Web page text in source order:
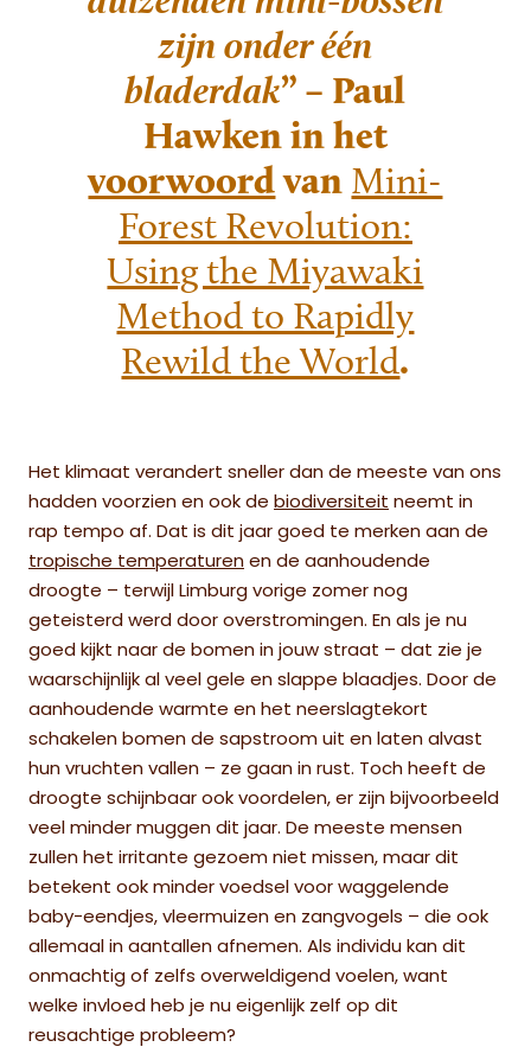
zijn onder één
bladerdak” – Paul
Hawken in het
voorwoordvan Mini-
Forest Revolution:
Using the Miyawaki
Method to Rapidly
Rewild the World.
Het klimaat verandert sneller dan de meeste van ons
hadden voorzien en ook de biodiversiteit neemt in
rap tempo af. Dat is dit jaar goed te merken aan de
tropische temperaturen en de aanhoudende
droogte – terwijl Limburg vorige zomer nog
geteisterd werd door overstromingen. En als je nu
goed kijkt naar de bomen in jouw straat – dat zie je
waarschijnlijk al veel gele en slappe blaadjes. Door de
aanhoudende warmte en het neerslagtekort
schakelen bomen de sapstroom uit en laten alvast
hun vruchten vallen – ze gaan in rust. Toch heeft de
droogte schijnbaar ook voordelen, er zijn bijvoorbeeld
veel minder muggen dit jaar. De meeste mensen
zullen het irritante gezoem niet missen, maar dit
betekent ook minder voedsel voor waggelende
baby-eendjes, vleermuizen en zangvogels – die ook
allemaal in aantallen afnemen. Als individu kan dit
onmachtig of zelfs overweldigend voelen, want
welke invloed heb je nu eigenlijk zelf op dit
reusachtige probleem?